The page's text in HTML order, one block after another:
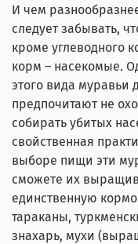
И чем
следует забывать,
кроме углеводного
корм – насекомые.
этого вида муравьи
предпочитают не
собирать убитых
свойственная
выборе пищи эти
сможете их
единственную
тараканы,
знахарь, мухи